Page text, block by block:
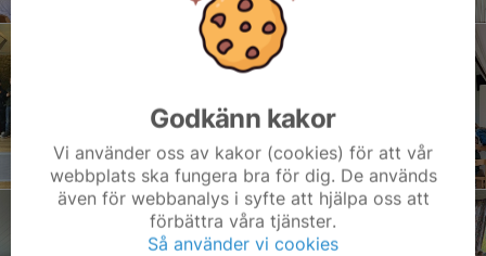
Godkänn kakor
Vi använder oss av kakor (cookies) för att vår
webbplats ska fungera bra för dig. De används
även för webbanalys i syfte att hjälpa oss att
förbättra våra tjänster.
Så använder vi cookies